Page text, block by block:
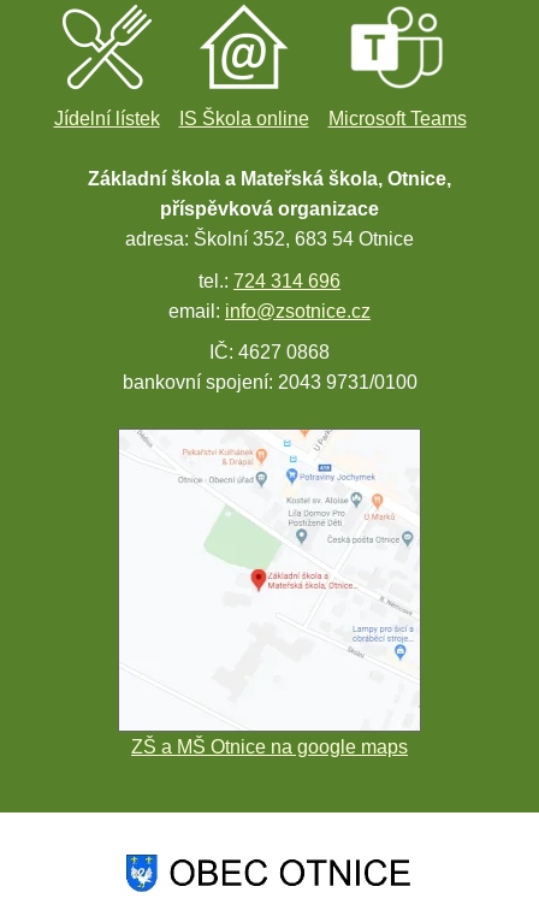
Jídelní lístek IS Škola online Microsoft Teams
Základní škola a Mateřská škola, Otnice,
příspěvková organizace
adresa: Školní 352, 683 54 Otnice
tel.: 724 314 696
email: info@zsotnice.cz
IČ: 4627 0868
bankovní spojení: 2043 9731/0100
ZŠ a MŠ Otnice na google maps